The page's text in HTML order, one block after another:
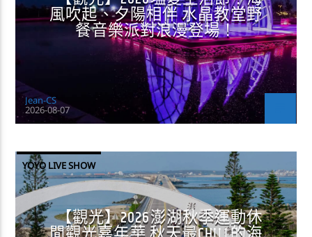
風吹起、夕陽相伴 水晶教堂野
餐音樂派對浪漫登場！
Jean-CS
2026-08-07
YOYO LIVE SHOW
【觀光】2026澎湖秋季運動休